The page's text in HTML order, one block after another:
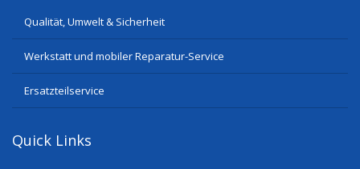
Qualität, Umwelt & Sicherheit
Werkstatt und mobiler Reparatur-Service
Ersatzteilservice
Quick Links